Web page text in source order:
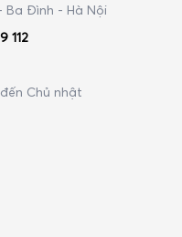
Ba Đình - Hà Nội
112
Chủ nhật